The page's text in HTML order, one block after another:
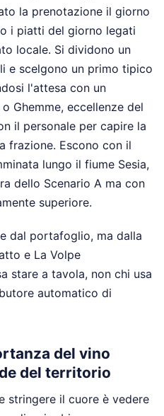
la prenotazione il giorno
i piatti del giorno legati
locale. Si dividono un
e scelgono un primo tipico
l'attesa con un
Ghemme, eccellenze del
il personale per capire la
frazione. Escono con il
lungo il fiume Sesia,
dello Scenario A ma con
superiore.
dal portafoglio, ma dalla
e La Volpe
stare a tavola, non chi usa
automatico di
del vino
del territorio
stringere il cuore è vedere